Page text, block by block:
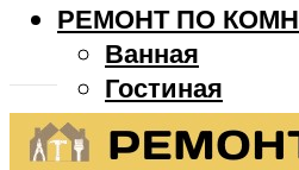
РЕМОНТ ПО
Ванная
Гостиная
Детская
Кухня